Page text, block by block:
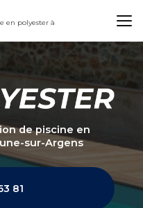
de piscine en
sur-Argens
81